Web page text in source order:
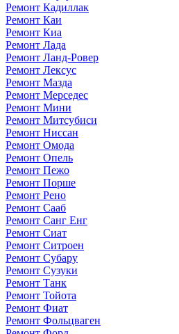
Ремонт Кадиллак
Ремонт Каи
Ремонт Киа
Ремонт Лада
Ремонт Ланд-Ровер
Ремонт Лексус
Ремонт Мазда
Ремонт Мерседес
Ремонт Мини
Ремонт Митсубиси
Ремонт Ниссан
Ремонт Омода
Ремонт Опель
Ремонт Пежо
Ремонт Порше
Ремонт Рено
Ремонт Сааб
Ремонт Санг Енг
Ремонт Сиат
Ремонт Ситроен
Ремонт Субару
Ремонт Сузуки
Ремонт Танк
Ремонт Тойота
Ремонт Фиат
Ремонт Фольцваген